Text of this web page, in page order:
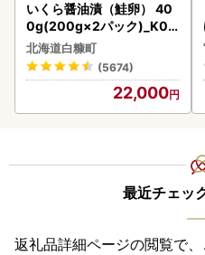
いくら醤油漬（鮭卵） 40
0g(200g×2パック)_K02
2-1676
北海道白糠町
(5674)
22,000
最近チェッ
返礼品詳細ページの閲覧で